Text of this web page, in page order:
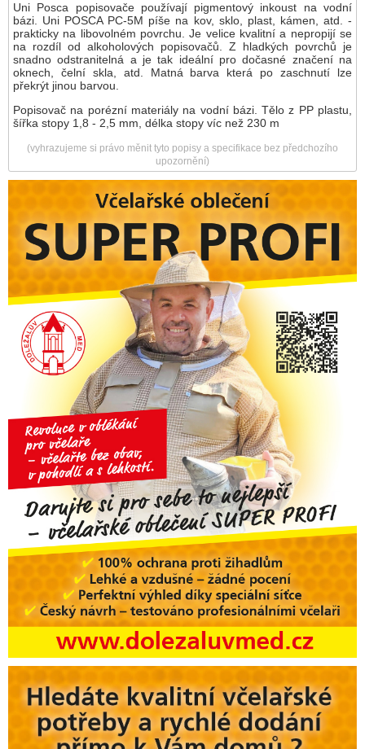
Uni Posca popisovače používají pigmentový inkoust na vodní
bázi. Uni POSCA PC-5M píše na kov, sklo, plast, kámen, atd. -
prakticky na libovolném povrchu. Je velice kvalitní a nepropijí se
na rozdíl od alkoholových popisovačů. Z hladkých povrchů je
snadno odstranitelná a je tak ideální pro dočasné značení na
oknech, čelní skla, atd. Matná barva která po zaschnutí lze
překrýt jinou barvou.
Popisovač na porézní materiály na vodní bázi. Tělo z PP plastu,
šířka stopy 1,8 - 2,5 mm, délka stopy víc než 230 m
(vyhrazujeme si právo měnit tyto popisy a specifikace bez předchozího
upozornění)